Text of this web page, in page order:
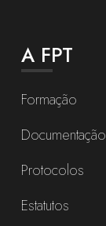
A FPT
Formação
Documentação
Protocolos
Estatutos